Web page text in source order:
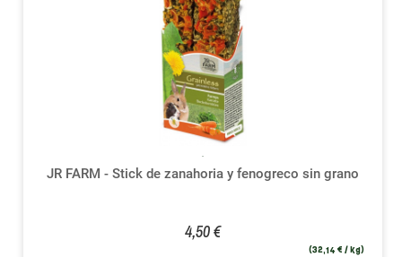
JR FARM - Stick de zanahoria y fenogreco sin grano
4,50 €
(32,14 € / kg)